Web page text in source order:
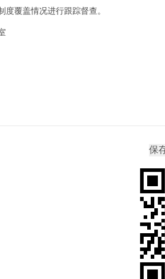
度覆盖情况进行跟踪督查。